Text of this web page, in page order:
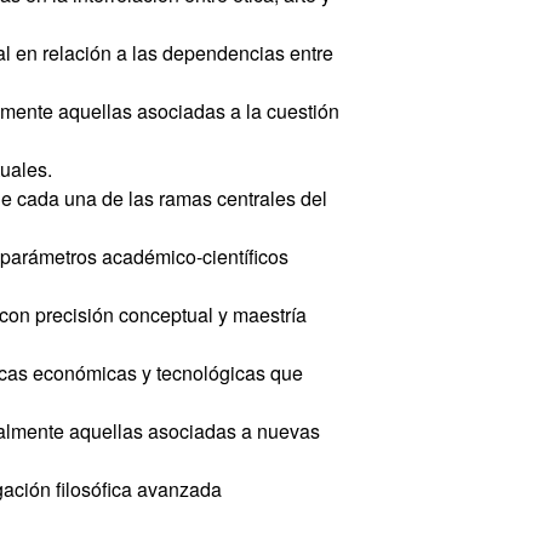
en relación a las dependencias entre
aquellas asociadas a la cuestión
cada una de las ramas centrales del
académico-científicos
precisión conceptual y maestría
económicas y tecnológicas que
aquellas asociadas a nuevas
filosófica avanzada